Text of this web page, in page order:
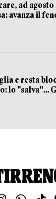
ad
avanza il
e resta
lo "salva"...